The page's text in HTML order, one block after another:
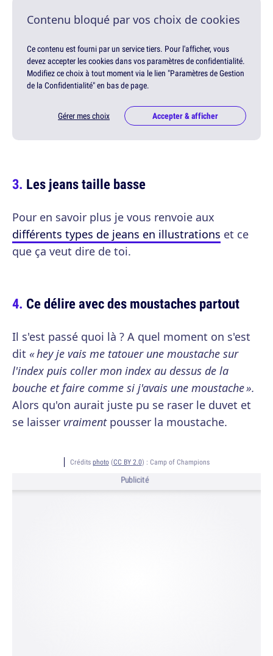
Contenu bloqué par vos choix de cookies
Ce contenu est fourni par un service tiers. Pour l'afficher, vous
devez accepter les cookies dans vos paramètres de confidentialité.
Modifiez ce choix à tout moment via le lien "Paramètres de Gestion
de la Confidentialité" en bas de page.
Gérer mes choix Accepter & afficher
Les jeans taille basse
Pour en savoir plus je vous renvoie aux
différents types de jeans en illustrations et ce
que ça veut dire de toi.
Ce délire avec des moustaches partout
Il s'est passé quoi là ? A quel moment on s'est
dit « hey je vais me tatouer une moustache sur
l'index puis coller mon index au dessus de la
bouche et faire comme si j'avais une moustache ».
Alors qu'on aurait juste pu se raser le duvet et
se laisser vraimentpousser la moustache.
Crédits photo(CC BY 2.0) : Camp of Champions
Publicité